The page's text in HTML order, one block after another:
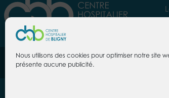
Nous utilisons des cookies pour optimiser notre site
présente aucune publicité.
CENTRE HOSPITALIER DE BLIGNY
91640 Briis-sous-Forges